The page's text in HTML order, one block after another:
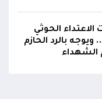
الاعتداء الحوثي
بالرد الحازم
الشهداء